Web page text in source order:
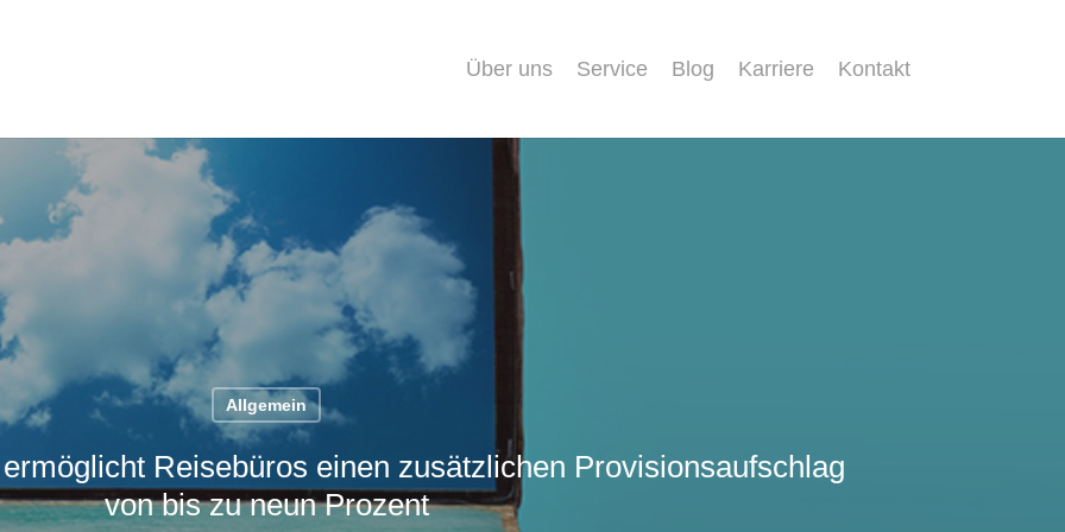
Über uns Service Blog Karriere Kontakt
Allgemein
Reisebüros einen zusätzlichen Provisionsaufschlag
von bis zu neun Prozent